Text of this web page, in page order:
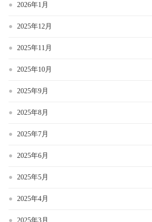
2026年1月
2025年12月
2025年11月
2025年10月
2025年9月
2025年8月
2025年7月
2025年6月
2025年5月
2025年4月
2025年3月